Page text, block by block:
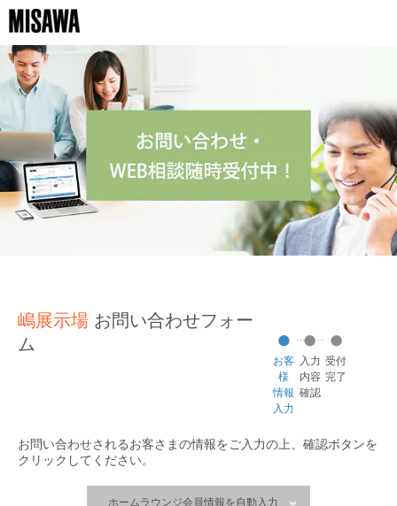
嶋展示場 お問い合わせフォー
ム
お客
様
情報
入力
入力
内容
確認
受付
完了
お問い合わせされるお客さまの情報をご入力の上、 確認ボタンを
クリックしてください。
ホームラウンジ会員情報を自動入力